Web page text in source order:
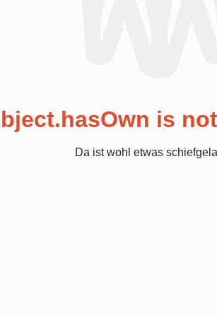
is
Da ist wohl etwas